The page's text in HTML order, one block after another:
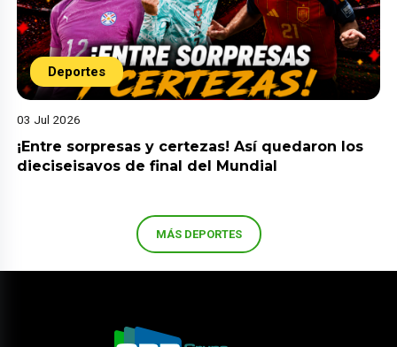
Deportes
03 Jul 2026
¡Entre sorpresas y certezas! Así quedaron los
dieciseisavos de final del Mundial
MÁS DEPORTES